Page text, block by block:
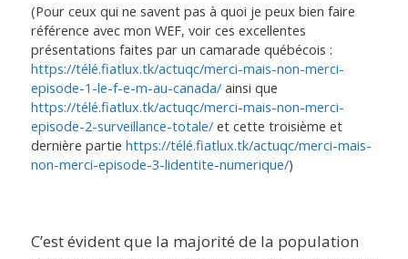
(Pour ceux qui ne savent pas à quoi je peux bien faire
référence avec mon WEF, voir ces excellentes
présentations faites par un camarade québécois :
https://télé.fiatlux.tk/actuqc/merci-mais-non-merci-
episode-1-le-f-e-m-au-canada/ ainsi que
https://télé.fiatlux.tk/actuqc/merci-mais-non-merci-
episode-2-surveillance-totale/ et cette troisième et
dernière partie https://télé.fiatlux.tk/actuqc/merci-mais-
non-merci-episode-3-lidentite-numerique/)
C’est évident que la majorité de la population